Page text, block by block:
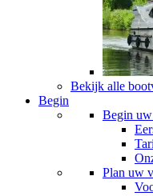
Bekijk alle
Begin
Begin
Plan uw